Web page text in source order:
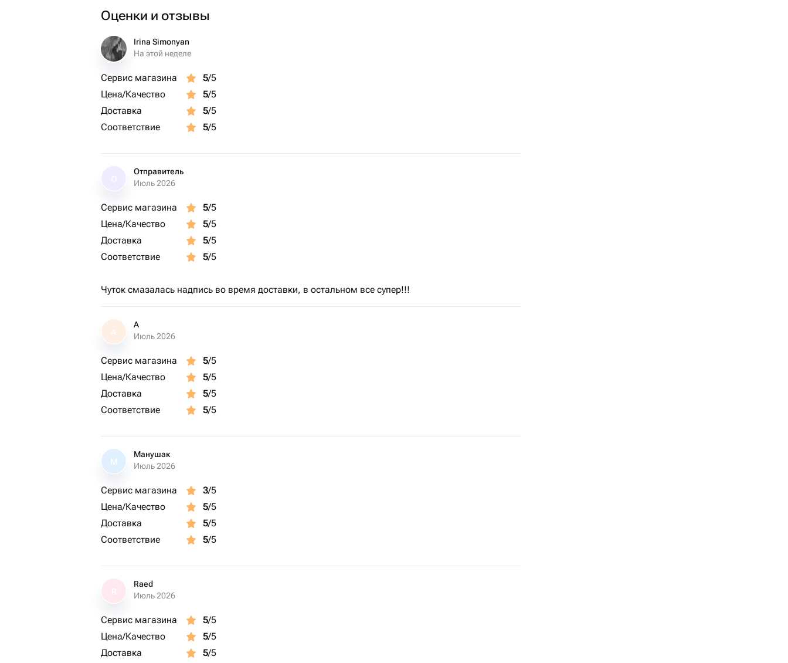
Оценки и отзывы
Irina Simonyan
На этой неделе
Сервис магазина 5/5
Цена/Качество
5/5
Доставка
5/5
Соответствие
5/5
Отправитель
Июль 2026
Сервис магазина 5/5
Цена/Качество
5/5
Доставка
5/5
Соответствие
5/5
Чуток смазалась надпись во время доставки, в остальном все супер!!!
А
А
Июль 2026
Сервис магазина 5/5
Цена/Качество
5/5
Доставка
5/5
Соответствие
5/5
М
Манушак
Июль 2026
Сервис магазина 3/5
Цена/Качество
5/5
Доставка
5/5
Соответствие
5/5
Raed
Июль 2026
Сервис магазина 5/5
Цена/Качество
5/5
Доставка
5/5